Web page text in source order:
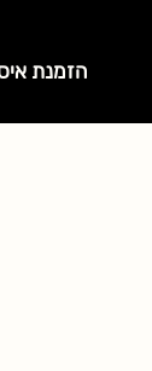
הזמנת